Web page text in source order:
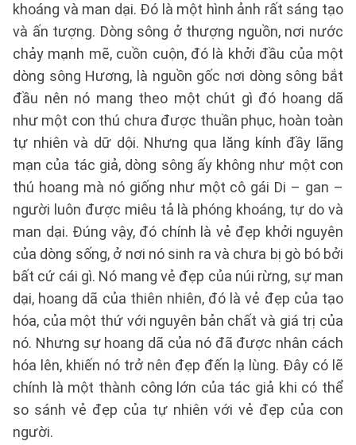
khoáng và man dại. Đó là một hình ảnh rất sáng tạo
và ấn tượng. Dòng sông ở thượng nguồn, nơi nước
chảy mạnh mẽ, cuồn cuộn, đó là khởi đầu của một
dòng sông Hương, là nguồn gốc nơi dòng sông bắt
đầu nên nó mang theo một chút gì đó hoang dã
như một con thú chưa được thuần phục, hoàn toàn
tự nhiên và dữ dội. Nhưng qua lăng kính đầy lãng
mạn của tác giả, dòng sông ấy không như một con
thú hoang mà nó giống như một cô gái Di – gan –
người luôn được miêu tả là phóng khoáng, tự do và
man dại. Đúng vậy, đó chính là vẻ đẹp khởi nguyên
của dòng sống, ở nơi nó sinh ra và chưa bị gò bó bởi
bất cứ cái gì. Nó mang vẻ đẹp của núi rừng, sự man
dại, hoang dã của thiên nhiên, đó là vẻ đẹp của tạo
hóa, của một thứ với nguyên bản chất và giá trị của
nó. Nhưng sự hoang dã của nó đã được nhân cách
hóa lên, khiến nó trở nên đẹp đến lạ lùng. Đây có lẽ
chính là một thành công lớn của tác giả khi có thể
so sánh vẻ đẹp của tự nhiên với vẻ đẹp của con
người.